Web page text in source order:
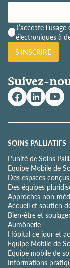
P
o
l
t
q
u
e
e
o
n
f
i
d
e
n
t
i
a
l
i
t
é
J’accepte
électroniques à
S'INSCRIRE
Suivez-
SOINS PALLIATIFS
L'unité de Soins
Equipe Mobile de
Des espaces
Des équipes
Approches non-
Accueil et soutien
Bien-être et
Aumônerie
Hôpital de jour et
Equipe Mobile de
Equipe mobile de
Informations